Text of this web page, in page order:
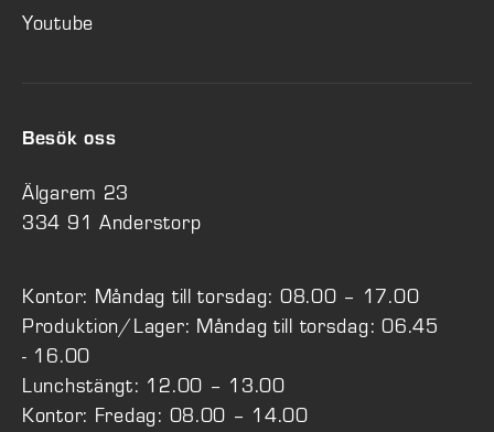
Youtube
Besök oss
Älgarem 23
334 91 Anderstorp
Kontor: Måndag till torsdag: 08.00 – 17.00
Produktion/Lager: Måndag till torsdag: 06.45
- 16.00
Lunchstängt: 12.00 – 13.00
Kontor: Fredag: 08.00 – 14.00